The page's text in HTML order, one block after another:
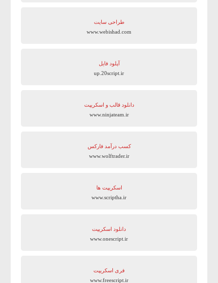
طراحی سایت
www.webishad.com
آپلود فایل
up.20script.ir
دانلود قالب و اسکریپت
www.ninjateam.ir
کسب درآمد فارکس
www.wolftrader.ir
اسکریپت ها
www.scriptha.ir
دانلود اسکریپت
www.onescript.ir
فری اسکریپت
www.freescript.ir